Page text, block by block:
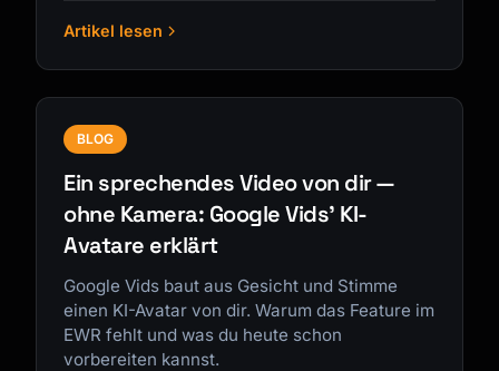
Artikel lesen
BLOG
Ein sprechendes Video von dir —
ohne Kamera: Google Vids' KI-
Avatare erklärt
Google Vids baut aus Gesicht und Stimme
einen KI-Avatar von dir. Warum das Feature im
EWR fehlt und was du heute schon
vorbereiten kannst.